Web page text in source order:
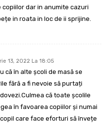
dar in anumite cazuri
in roata in loc de ii sprijine.
13, 2022 La 18:05
că în alte școli de masă se
fără a fi nevoie să purtați
că toate școlile
în favoarea copiilor și numai
care face eforturi să învețe